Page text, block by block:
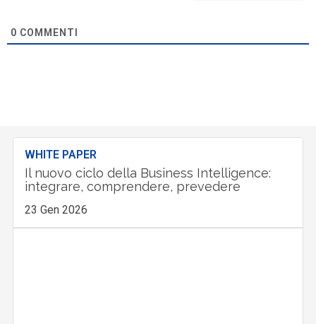
0 COMMENTI
WHITE PAPER
Il nuovo ciclo della Business Intelligence:
integrare, comprendere, prevedere
23 Gen 2026